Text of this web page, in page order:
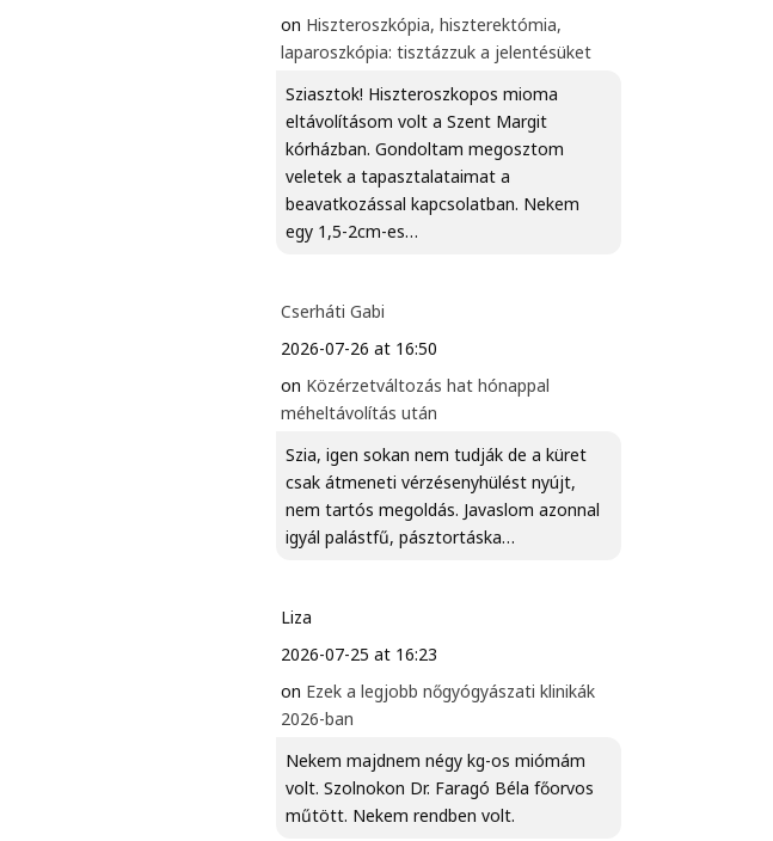
on Hiszteroszkópia, hiszterektómia,
laparoszkópia: tisztázzuk a jelentésüket
Sziasztok! Hiszteroszkopos mioma
eltávolításom volt a Szent Margit
kórházban. Gondoltam megosztom
veletek a tapasztalataimat a
beavatkozással kapcsolatban. Nekem
egy 1,5-2cm-es…
Cserháti Gabi
2026-07-26 at 16:50
on Közérzetváltozás hat hónappal
méheltávolítás után
Szia, igen sokan nem tudják de a küret
csak átmeneti vérzésenyhülést nyújt,
nem tartós megoldás. Javaslom azonnal
igyál palástfű, pásztortáska…
Liza
2026-07-25 at 16:23
on Ezek a legjobb nőgyógyászati klinikák
2026-ban
Nekem majdnem négy kg-os miómám
volt. Szolnokon Dr. Faragó Béla főorvos
műtött. Nekem rendben volt.